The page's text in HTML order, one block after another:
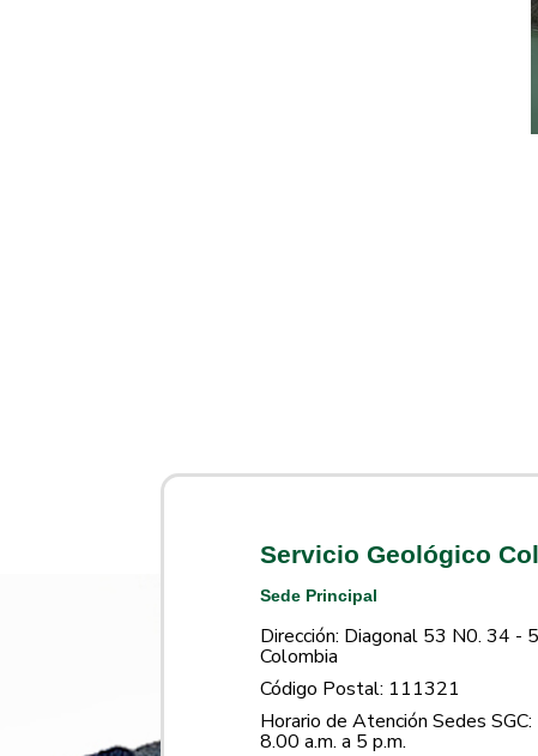
Servicio Geológico
Sede Principal
Dirección: Diagonal 53 N0. 34 -
Colombia
Código Postal: 111321
Horario de Atención Sedes SGC:
8.00 a.m. a 5 p.m.